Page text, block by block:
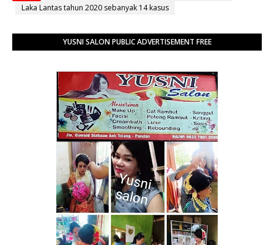
Laka Lantas tahun 2020 sebanyak 14 kasus
YUSNI SALON PUBLIC ADVERTISEMENT FREE